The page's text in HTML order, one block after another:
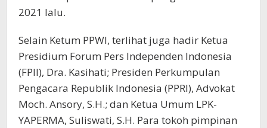
2021 lalu.
Selain Ketum PPWI, terlihat juga hadir Ketua
Presidium Forum Pers Independen Indonesia
(FPII), Dra. Kasihati; Presiden Perkumpulan
Pengacara Republik Indonesia (PPRI), Advokat
Moch. Ansory, S.H.; dan Ketua Umum LPK-
YAPERMA, Suliswati, S.H. Para tokoh pimpinan